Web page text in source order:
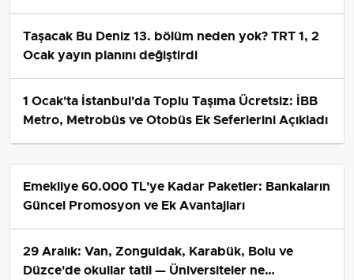
Belirledi
Taşacak Bu Deniz 13. bölüm neden yok? TRT 1, 2
Ocak yayın planını değiştirdi
1 Ocak'ta İstanbul'da Toplu Taşıma Ücretsiz: İBB
Metro, Metrobüs ve Otobüs Ek Seferlerini Açıkladı
Emekliye 60.000 TL'ye Kadar Paketler: Bankaların
Güncel Promosyon ve Ek Avantajları
29 Aralık: Van, Zonguldak, Karabük, Bolu ve
Düzce'de okullar tatil — Üniversiteler ne